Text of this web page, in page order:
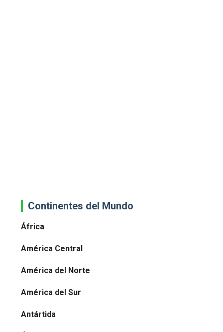
Continentes del Mundo
África
América Central
América del Norte
América del Sur
Antártida